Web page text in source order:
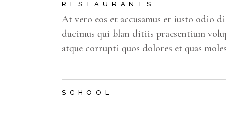
RESTAURANTS
At vero eos et accusamus et iusto odio
ducimus qui blan ditiis praesentium
atque corrupti quos dolores et quas
SCHOOL